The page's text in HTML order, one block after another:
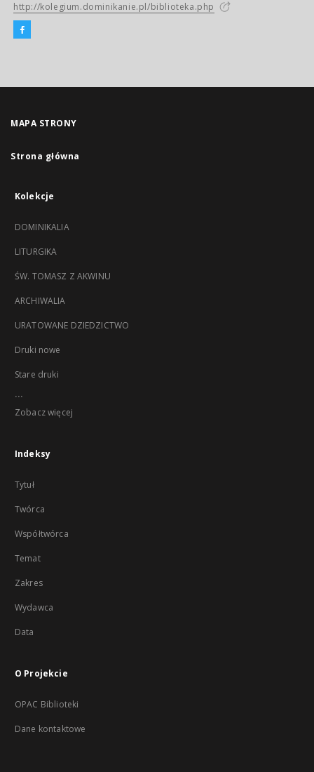
http://kolegium.dominikanie.pl/biblioteka.php
MAPA STRONY
Strona główna
Kolekcje
DOMINIKALIA
LITURGIKA
ŚW. TOMASZ Z AKWINU
ARCHIWALIA
URATOWANE DZIEDZICTWO
Druki nowe
Stare druki
...
Zobacz więcej
Indeksy
Tytuł
Twórca
Współtwórca
Temat
Zakres
Wydawca
Data
O Projekcie
OPAC Biblioteki
Dane kontaktowe